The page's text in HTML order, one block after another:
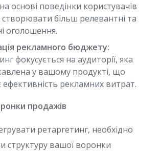
основі поведінки користувачів
більш релевантні та
оголошення.
рекламного бюджету:
фокусується на аудиторії, яка
у вашому продукті, що
ефективність рекламних витрат.
продажів
ретаргетинг, необхідно
структуру вашої воронки